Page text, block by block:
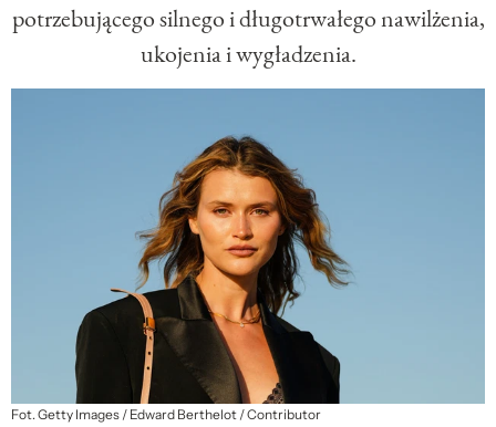
potrzebującego silnego i długotrwałego nawilżenia,
ukojenia i wygładzenia.
Fot. Getty Images / Edward Berthelot / Contributor